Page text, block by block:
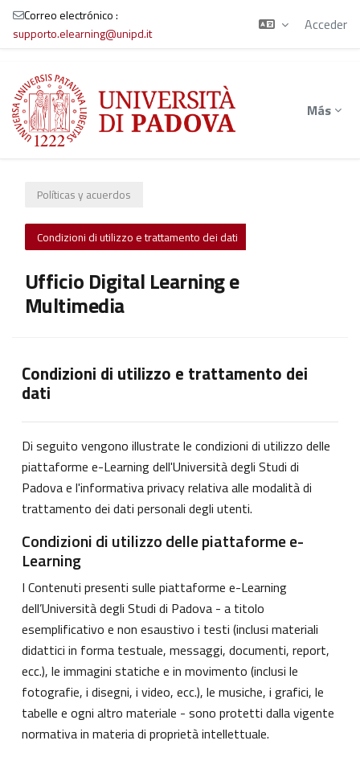
Salta al contenido principal
Correo electrónico :
supporto.elearning@unipd.it
Acceder
Más
Políticas y acuerdos
Condizioni di utilizzo e trattamento dei dati
Ufficio Digital Learning e
Multimedia
Condizioni di utilizzo e trattamento dei
dati
Di seguito vengono illustrate le condizioni di utilizzo delle
piattaforme e-Learning dell'Università degli Studi di
Padova e l'informativa privacy relativa alle modalità di
trattamento dei dati personali degli utenti.
Condizioni di utilizzo delle piattaforme e-
Learning
I Contenuti presenti sulle piattaforme e-Learning
dell’Università degli Studi di Padova - a titolo
esemplificativo e non esaustivo i testi (inclusi materiali
didattici in forma testuale, messaggi, documenti, report,
ecc.), le immagini statiche e in movimento (inclusi le
fotografie, i disegni, i video, ecc.), le musiche, i grafici, le
tabelle e ogni altro materiale - sono protetti dalla vigente
normativa in materia di proprietà intellettuale.